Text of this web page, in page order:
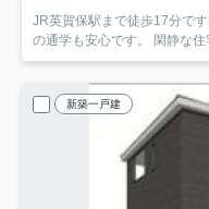
JR英賀保駅まで徒歩17分で
の通学も安心です。 閑静な
新築一戸建